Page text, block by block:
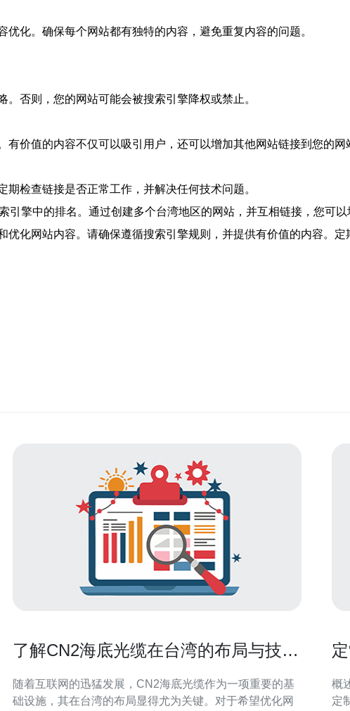
化。确保每个网站都有独特的内容，避免重复内容的问题。
否则，您的网站可能会被搜索引擎降权或禁止。
价值的内容不仅可以吸引用户，还可以增加其他网站链接到您的网
检查链接是否正常工作，并解决任何技术问题。
擎中的排名。通过创建多个台湾地区的网站，并互相链接，您可
化网站内容。请确保遵循搜索引擎规则，并提供有价值的内容。定
了解CN2海底光缆在台湾的布局与技术
随着互联网的迅猛发展，CN2海底光缆作为一项重要的基
础设施，其在台湾的布局显得尤为关键。对于希望优化网
概
定